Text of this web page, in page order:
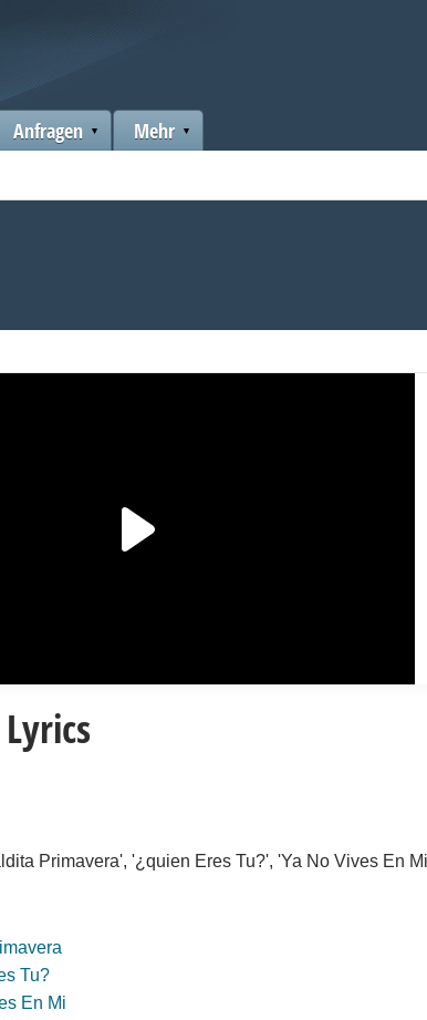
Anfragen Mehr
Primavera', '¿quien Eres Tu?', 'Ya No Vives En
Tu?
En Mi